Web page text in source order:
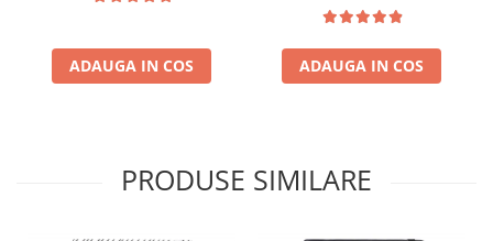
ADAUGA IN COS ADAUGA IN COS
PRODUSE SIMILARE